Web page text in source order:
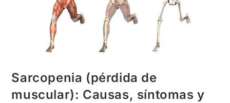
Sarcopenia (pérdida de
muscular): Causas, síntomas y